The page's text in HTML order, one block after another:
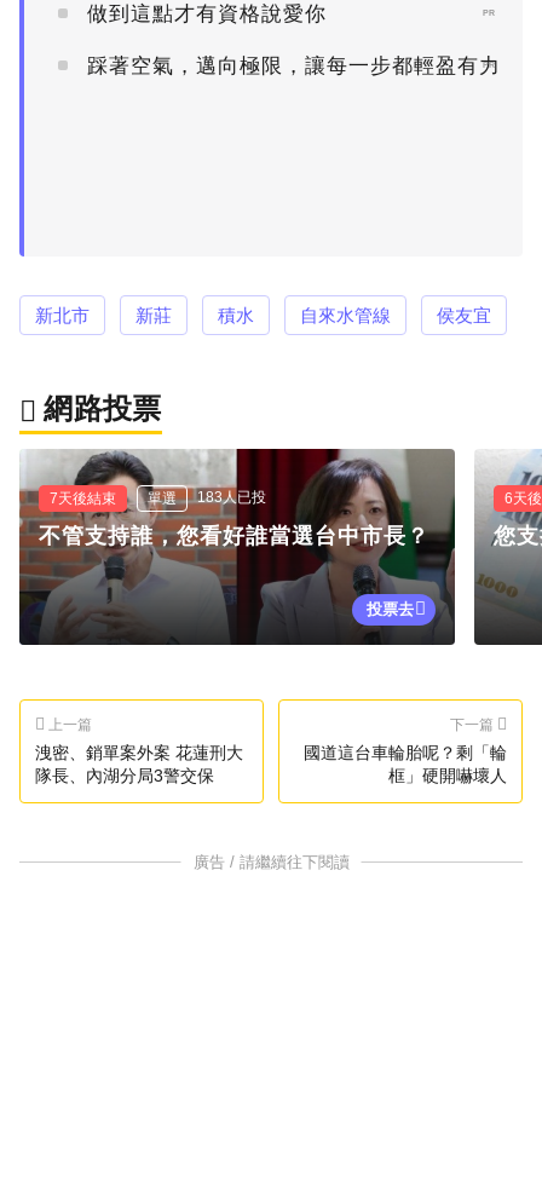
做到這點才有資格說愛你 PR
踩著空氣，邁向極限，讓每一步都輕盈有力
PR
新北市 新莊 積水 自來水管線 侯友宜
網路投票
7天後結束 單選 183人已投
不管支持誰，您看好誰當選台中市長？
投票去
6天
您
上一篇
洩密、銷單案外案 花蓮刑大
隊長、內湖分局3警交保
下一篇
國道這台車輪胎呢？剩「輪
框」硬開嚇壞人
廣告 / 請繼續往下閱讀